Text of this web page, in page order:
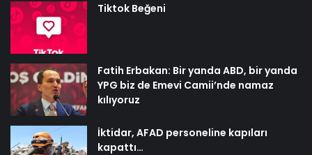
Tiktok Beğeni
Fatih Erbakan: Bir yanda ABD, bir yanda
YPG biz de Emevi Camii’nde namaz
kılıyoruz
İktidar, AFAD personeline kapıları
kapattı…